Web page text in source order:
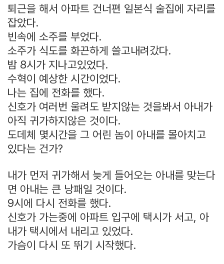
퇴근을 해서 아파트 건너편 일본식 술집에 자리를
잡았다.
빈속에 소주를 부었다.
소주가 식도를 화끈하게 쓸고내려갔다.
밤 8시가 지나고있었다.
수혁이 예상한 시간이었다.
나는 집에 전화를 했다.
신호가 여러번 울려도 받지않는 것을봐서 아내가
아직 귀가하지않은 것이다.
도데체 몇시간을 그 어린 놈이 아내를 몰아치고
있다는 건가?
내가 먼저 귀가해서 늦게 들어오는 아내를 맞는다
면 아내는 큰 낭패일 것이다.
9시에 다시 전화를 했다.
신호가 가는중에 아파트 입구에 택시가 서고, 아
내가 택시에서 내리고 있었다.
가슴이 다시 또 뛰기 시작했다.